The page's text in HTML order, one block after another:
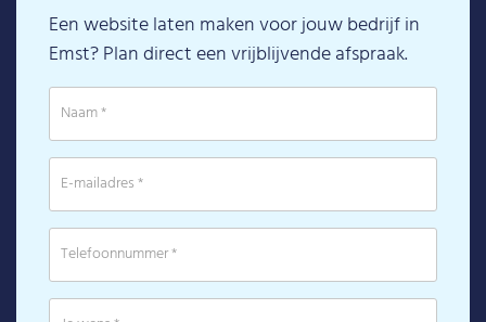
Een website laten maken voor jouw bedrijf in
Emst? Plan direct een vrijblijvende afspraak.